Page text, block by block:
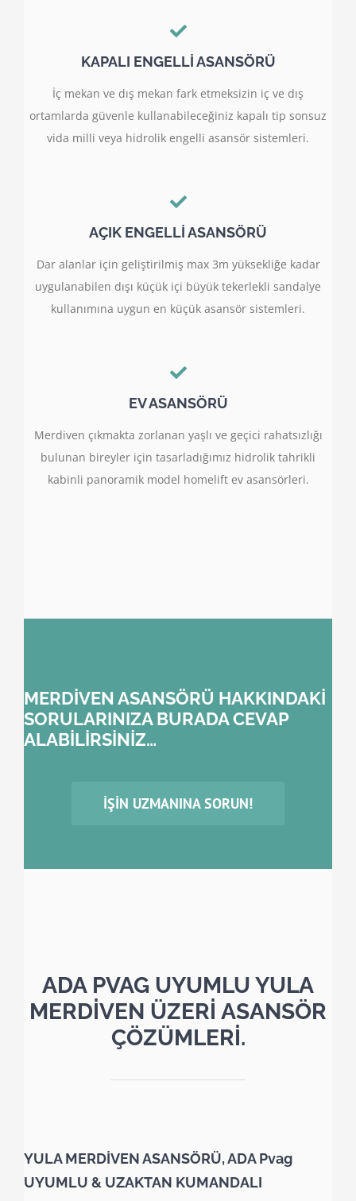
KAPALI ENGELLİ ASANSÖRÜ
İç mekan ve dış mekan fark etmeksizin iç ve dış
ortamlarda güvenle kullanabileceğiniz kapalı tip sonsuz
vida milli veya hidrolik engelli asansör sistemleri.
AÇIK ENGELLİ ASANSÖRÜ
Dar alanlar için geliştirilmiş max 3m yüksekliğe kadar
uygulanabilen dışı küçük içi büyük tekerlekli sandalye
kullanımına uygun en küçük asansör sistemleri.
EV ASANSÖRÜ
Merdiven çıkmakta zorlanan yaşlı ve geçici rahatsızlığı
bulunan bireyler için tasarladığımız hidrolik tahrikli
kabinli panoramik model homelift ev asansörleri.
MERDİVEN ASANSÖRÜ HAKKINDAKİ
SORULARINIZA BURADA CEVAP
ALABİLİRSİNİZ…
İŞIN UZMANINA SORUN!
ADA PVAG UYUMLU YULA
MERDİVEN ÜZERİ ASANSÖR
ÇÖZÜMLERİ.
YULA MERDİVEN ASANSÖRÜ, ADA Pvag
UYUMLU & UZAKTAN KUMANDALI